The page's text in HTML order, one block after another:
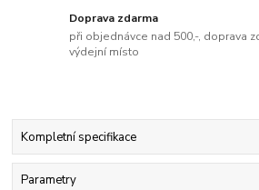
Doprava zdarma
při objednávce nad 500,-, doprava
výdejní místo
Kompletní specifikace
Parametry